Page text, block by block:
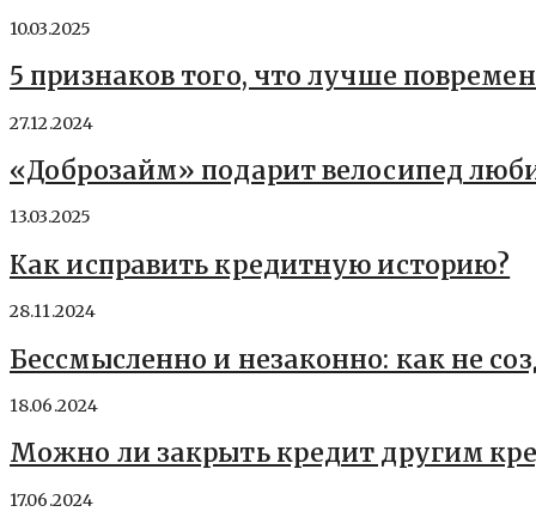
10.03.2025
5 признаков того, что лучше
27.12.2024
«Доброзайм» подарит велосипед
13.03.2025
Как исправить кредитную историю?
28.11.2024
Бессмысленно и незаконно: как не
18.06.2024
Можно ли закрыть кредит другим
17.06.2024